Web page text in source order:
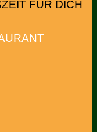
FÜR DICH